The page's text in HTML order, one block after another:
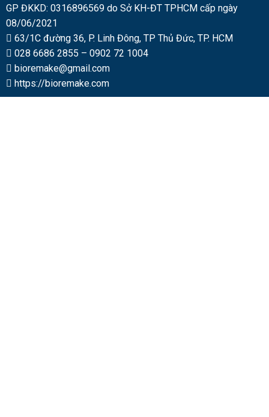
GP ĐKKD: 0316896569 do Sở KH-ĐT TPHCM cấp ngày
08/06/2021
63/1C đường 36, P. Linh Đông, TP Thủ Đức, TP. HCM
028 6686 2855 – 0902 72 1004
bioremake@gmail.com
https://bioremake.com